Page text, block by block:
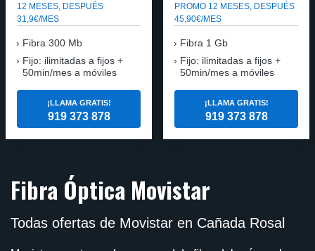
12 MESES, DESPUÉS
31,9€/MES
Fibra 300 Mb
Fijo: ilimitadas a fijos +
50min/mes a móviles
¡LLAMA GRATIS!
919 373 878
PROMO 12 MESES, DESPUÉS
45,90€/MES
Fibra 1 Gb
Fijo: ilimitadas a fijos +
50min/mes a móviles
¡LLAMA GRATIS!
919 373 878
Fibra Óptica Movistar
Todas ofertas de Movistar en Cañada Rosal